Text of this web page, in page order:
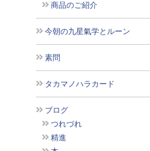
商品のご紹介
今朝の九星氣学とルーン
素問
タカマノハラカード
ブログ
つれづれ
精進